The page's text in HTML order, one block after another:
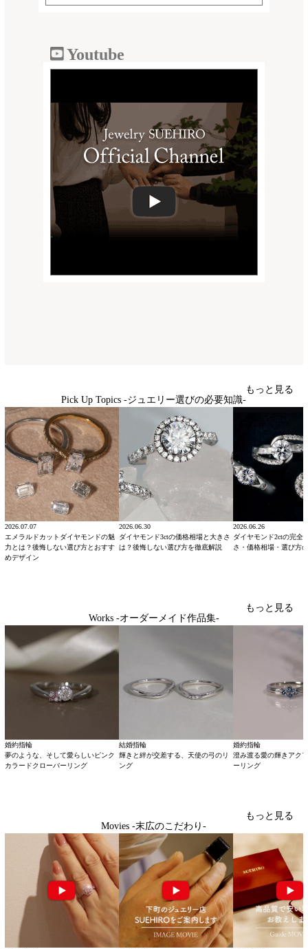
Youtube
Pick Up Topics -ジュエリー選びの必要知識-
もっと見る
2026.07.07
エメラルドカットダイヤモンドの魅
力とは？後悔しない選び方とおすす
めデザイン
2026.06.30
ダイヤモンド3ctの価格相場と大きさ
は？後悔しない選び方を徹底解説
2026.06.26
ダイヤモンド2ctの完全
さ・価格相場・選び方
Works -オーダーメイド作品集-
もっと見る
婚約指輪
夢のような、そして愛らしいピンク
カラードクローバーリング
結婚指輪
輝きと絆が交差する、天使の弓のリ
ング
婚約指輪
澄み渡る愛の輝きアク
ーリング
Movies -末広のこだわり-
もっと見る